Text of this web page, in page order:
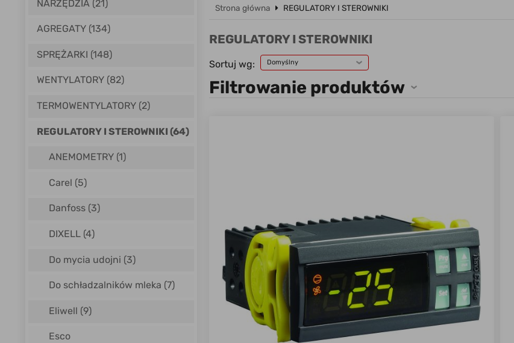
NARZĘDZIA (21)
AGREGATY (134)
SPRĘŻARKI (148)
WENTYLATORY (82)
TERMOWENTYLATORY (2)
REGULATORY I STEROWNIKI (64)
ANEMOMETRY (1)
Carel (5)
Danfoss (3)
DIXELL (4)
Do mycia udojni (3)
Do schładzalników mleka (7)
Eliwell (9)
Esco
Strona główna REGULATORY I STEROWNIKI
REGULATORY I STEROWNIKI
Sortuj wg: Domyślny
Filtrowanie produktów